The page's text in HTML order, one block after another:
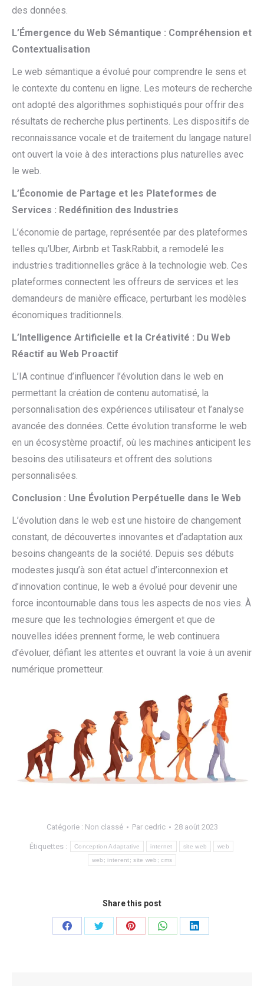
des données.
L’Émergence du Web Sémantique : Compréhension et
Contextualisation
Le web sémantique a évolué pour comprendre le sens et
le contexte du contenu en ligne. Les moteurs de recherche
ont adopté des algorithmes sophistiqués pour offrir des
résultats de recherche plus pertinents. Les dispositifs de
reconnaissance vocale et de traitement du langage naturel
ont ouvert la voie à des interactions plus naturelles avec
le web.
L’Économie de Partage et les Plateformes de
Services : Redéfinition des Industries
L’économie de partage, représentée par des plateformes
telles qu’Uber, Airbnb et TaskRabbit, a remodelé les
industries traditionnelles grâce à la technologie web. Ces
plateformes connectent les offreurs de services et les
demandeurs de manière efficace, perturbant les modèles
économiques traditionnels.
L’Intelligence Artificielle et la Créativité : Du Web
Réactif au Web Proactif
L’IA continue d’influencer l’évolution dans le web en
permettant la création de contenu automatisé, la
personnalisation des expériences utilisateur et l’analyse
avancée des données. Cette évolution transforme le web
en un écosystème proactif, où les machines anticipent les
besoins des utilisateurs et offrent des solutions
personnalisées.
Conclusion : Une Évolution Perpétuelle dans le Web
L’évolution dans le web est une histoire de changement
constant, de découvertes innovantes et d’adaptation aux
besoins changeants de la société. Depuis ses débuts
modestes jusqu’à son état actuel d’interconnexion et
d’innovation continue, le web a évolué pour devenir une
force incontournable dans tous les aspects de nos vies. À
mesure que les technologies émergent et que de
nouvelles idées prennent forme, le web continuera
d’évoluer, défiant les attentes et ouvrant la voie à un avenir
numérique prometteur.
Catégorie : Non classé Par cedric 28 août 2023
Étiquettes : Conception Adaptative internet site web web
web; interent; site web; cms
Share this post
PartagerPartagerPartagerPartagerPartager